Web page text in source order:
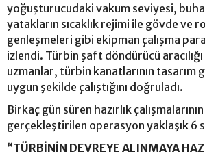
yoğuşturucudaki vakum seviyesi,
yatakların sıcaklık rejimi ile gövde ve
genleşmeleri gibi ekipman çalışma
izlendi. Türbin şaft döndürücü
uzmanlar, türbin kanatlarının tasarım
uygun şekilde çalıştığını doğruladı.
Birkaç gün süren hazırlık
gerçekleştirilen operasyon yaklaşık 6
“TÜRBİNİN DEVREYE ALINMAYA